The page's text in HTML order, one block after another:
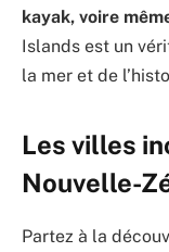
kayak, voire
Islands est un
la mer et de
Les villes
Nouvelle-
Partez à la